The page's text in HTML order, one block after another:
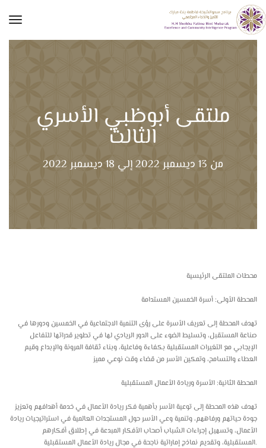
ملتقى أبوظبي الأسري
الثالث
من 13 ديسمبر 2022 إلي 18 ديسمبر 2022
محطات الملتقى الرئيسية
المحطة الأولى: أسرة الخمسين المستدامة
تهدف المحطة إلى تعريف الأسرة على رؤى التنمية الاجتماعية في الخمسين ودورها في
صناعة المستقبل، وتسليط الضوء على الدور الريادي لها في تطوير قدراتها للتفاعل
الإيجابي مع التغيرات المستقبلية بكفاءة وفاعلية، وبناء ثقافة المرونة والإبداع وقيم
العطاء والتسامح، وتمكين الأسر من قضاء وقت نوعي مميز
المحطة الثانية: الأسرة وريادة الأعمال المستقبلية
تهدف هذه المحطة إلى توعية الأسر بأهمية فكر ريادة الأعمال في خدمة أهدافهم وتعزيز
جودة حياتهم ورفاههم، وتنمية وعي الأسر حول المستجدات العالمية في استراتيجيات ريادة
الأعمال، وتسهيل إجراءات الشباب أصحاب الأفكار المبدعة في إطلاق أفكارهم
المستقبلية، وتقديم نماذج إماراتية ناجحة في مجال ريادة الأعمال المستقبلية.